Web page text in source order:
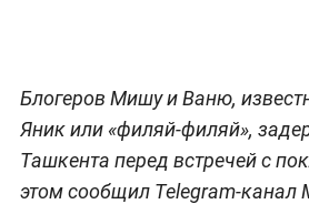
Блогеров Мишу и Ваню,
Яник или «филяй-филяй»,
Ташкента перед встречей с
этом сообщил Telegram-канал